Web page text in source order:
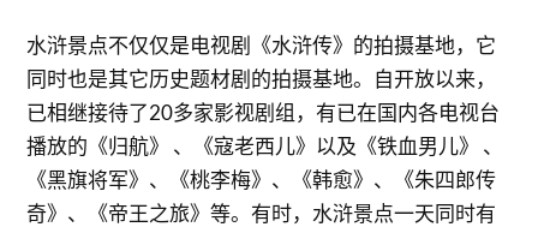
水浒景点不仅仅是电视剧《水浒传》的拍摄基地，它
同时也是其它历史题材剧的拍摄基地。自开放以来，
已相继接待了20多家影视剧组，有已在国内各电视台
播放的《归航》 、《寇老西儿》以及《铁血男儿》 、
《黑旗将军》、《桃李梅》、《韩愈》、《朱四郎传
奇》、《帝王之旅》等。有时，水浒景点一天同时有